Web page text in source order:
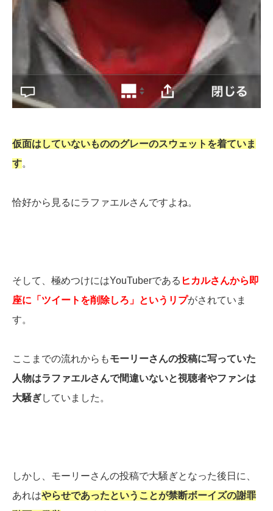
仮面はしていないもののグレーのスウェットを着ていま
す。
恰好から見るにラファエルさんですよね。
そして、極めつけにはYouTuberである ヒカルさんから即
座に「ツイートを削除しろ」というリプがされていま
す。
ここまでの流れからもモーリーさんの投稿に写っていた
人物はラファエルさんで間違いないと視聴者やファンは
大騒ぎしていました。
しかし、モーリーさんの投稿で大騒ぎとなった後日に、
あれはやらせであったということが禁断ボーイズの謝罪